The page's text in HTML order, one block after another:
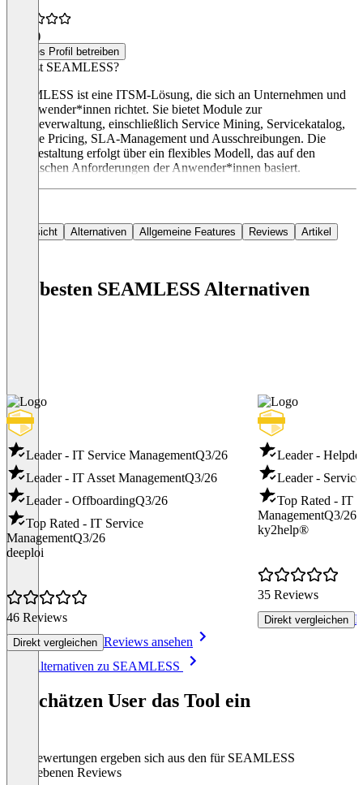
(2)
Dieses Profil betreiben
Was ist SEAMLESS?
SEAMLESS ist eine ITSM-Lösung, die sich an Unternehmen und
IT-Anwender*innen richtet. Sie bietet Module zur
Serviceverwaltung, einschließlich Service Mining, Servicekatalog,
Service Pricing, SLA-Management und Ausschreibungen. Die
Preisgestaltung erfolgt über ein flexibles Modell, das auf den
spezifischen Anforderungen der Anwender*innen basiert.
Übersicht Alternativen Allgemeine Features Reviews Artikel
Die besten SEAMLESS Alternativen
Leader - IT Service ManagementQ3/26
Leader - IT Asset ManagementQ3/26
Leader - OffboardingQ3/26
Top Rated - IT Service
ManagementQ3/26
deeploi
46 Reviews
Direkt vergleichen Reviews ansehen
Leader -
Leader -
Top Rated - IT
ManagementQ3/26
ky2help®
35 Reviews
Direkt vergleichen
Alle Alternativen zu SEAMLESS
So schätzen User das Tool ein
Die Bewertungen ergeben sich aus den für SEAMLESS
abgegebenen Reviews